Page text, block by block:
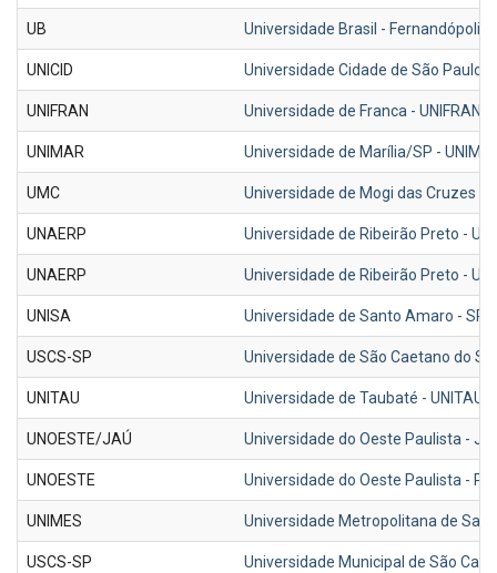
UB Universidade Brasil -
UNICID Universidade Cidade de São Paulo -
UNIFRAN Universidade de Franca - UNIFRAN -
UNIMAR Universidade de Marília/SP -
UMC Universidade de Mogi das Cruzes -
UNAERP Universidade de Ribeirão Preto -
UNAERP Universidade de Ribeirão Preto -
UNISA Universidade de Santo Amaro - SP -
USCS-SP Universidade de São Caetano do
UNITAU Universidade de Taubaté - UNITAU
UNOESTE/JAÚ Universidade do Oeste Paulista -
UNOESTE Universidade do Oeste Paulista -
UNIMES Universidade Metropolitana de
USCS-SP Universidade Municipal de São